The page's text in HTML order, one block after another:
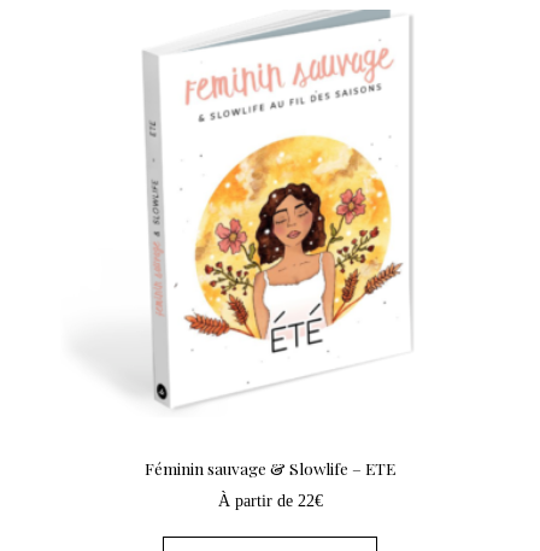
Féminin sauvage & Slowlife – ETE
À partir de 22€